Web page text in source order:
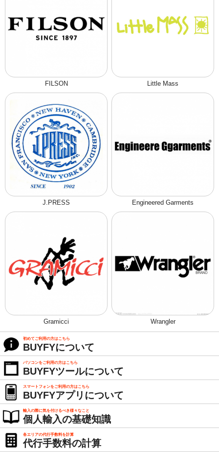
FILSON Little Mass
J.PRESS Engineered Garments
Gramicci Wrangler
初めてご利用の方はこちら
BUYFYについて
パソコンをご利用の方はこちら
BUYFYツールについて
スマートフォンをご利用の方はこちら
BUYFYアプリについて
輸入の際に気を付けるべき様々なこと
個人輸入の基礎知識
各エリアの代行手数料を計算
代行手数料の計算